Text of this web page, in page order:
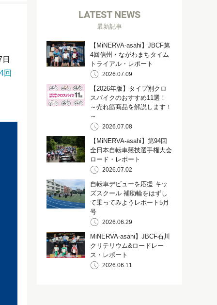
回
LATEST NEWS
最新記事
【MiNERVA-asahi】JBCF第
4回信州・ながわまちタイム
トライアル・レポート
2026.07.09
【2026年版】タイプ別クロ
スバイクのおすすめ11選！
～売れ筋商品を解説します！
～
2026.07.08
【MiNERVA-asahi】第94回
全日本自転車競技選手権大会
ロード・レポート
2026.07.02
自転車デビューを応援 キッ
ズスクール 補助輪をはずし
て乗ってみようレポート5月
号
2026.06.29
MiNERVA-asahi】JBCF石川
クリテリウム&ロードレー
ス・レポート
2026.06.11